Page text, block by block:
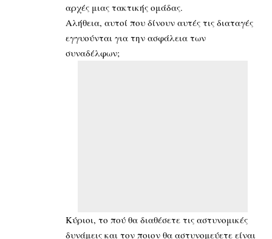
αρχές μιας τακτικής ομάδας.
Αλήθεια, αυτοί που δίνουν αυτές τις διαταγές
εγγυούνται για την ασφάλεια των
συναδέλφων;
Κύριοι, το πού θα διαθέσετε τις αστυνομικές
δυνάμεις και τον ποιον θα αστυνομεύετε είναι